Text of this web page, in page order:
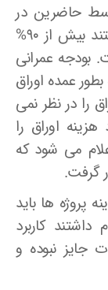
حاضرین در
این نشست ریاست کمیسیون اعلام داشتند بیش از ۹۰%
است. بودجه عمرانی
که بطور عمده اوراق
را در نظر نمی
اوراق را
می شود که
گرفت.
پروژه ها باید
کاربرد
جایز نبوده و